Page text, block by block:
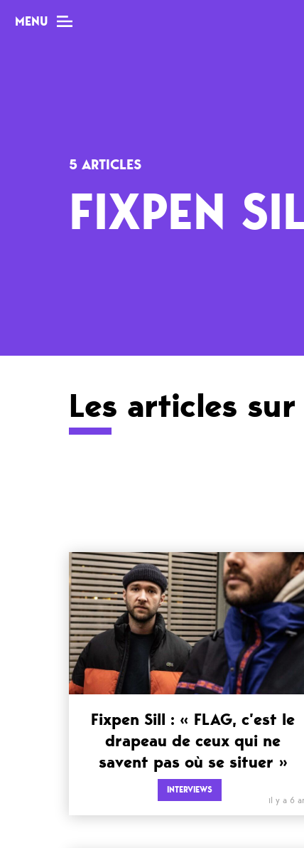
MENU
Tops
Interviews
Chroniques
5 ARTICLES
FIXPEN
Les articles sur
Fixpen Sill : « FLAG, c’est le
drapeau de ceux qui ne
savent pas où se situer »
INTERVIEWS
il y a 6